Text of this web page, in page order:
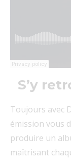
S’y
Toujours avec
émission vous
produire un
maîtrisant